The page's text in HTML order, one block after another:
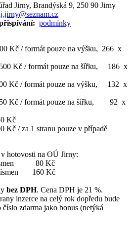
Jirny, Brandýská 9, 250 90 Jirny
podmínky
/ formát pouze na výšku, 266 x
/ formát pouze na šířku, 186 x
/ formát pouze na výšku, 132 x
/ formát pouze na šířku, 92 x
Kč
/ za 1 stranu pouze v případě
hotovosti na OÚ Jirny:
písmen 80 Kč
písmen 160 Kč
bez DPH. Cena DPH je 21 %.
inzerce na celý rok dopředu bude
zdarma jako bonus (netýká